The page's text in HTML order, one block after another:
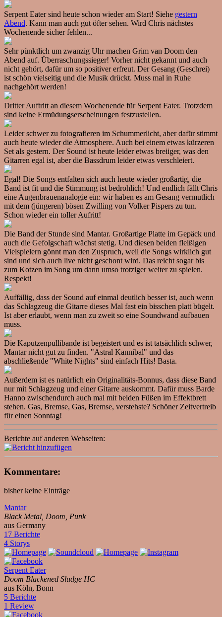
Serpent Eater sind heute schon wieder am Start! Siehe gestern
Abend. Kann man auch gut öfter sehen. Wird Chris nächstes
Wochenende sicher fehlen...
Sehr pünktlich um zwanzig Uhr machen Grim van Doom den
Abend auf. Überraschungssieger! Vorher nicht gekannt und auch
nicht gehört, dafür um so positiver erfreut. Der Gesang (Geschrei)
ist schön vielseitig und die Musik drückt. Muss mal in Ruhe
nachgehört werden!
Dritter Auftritt an diesem Wochenende für Serpent Eater. Trotzdem
sind keine Ermüdungserscheinungen festzustellen.
Leider schwer zu fotografieren im Schummerlicht, aber dafür stimmt
auch heute wieder die Atmosphere. Auch bei einem etwas kürzeren
Set als gestern. Der Sound ist heute leider etwas breiiger, was den
Gitarren egal ist, aber die Bassdrum leider etwas verschleiert.
Egal! Die Songs entfalten sich auch heute wieder großartig, die
Band ist fit und die Stimmung ist bedrohlich! Und endlich fällt Chris
eine Augenbrauenanalogie ein: wir haben es am Gesang vermutlich
mit dem (jüngeren) bösen Zwilling von Volker Pispers zu tun.
Schon wieder ein toller Aufritt!
Die Band der Stunde sind Mantar. Großartige Platte im Gepäck und
auch die Gefolgschaft wächst stetig. Und diesen beiden fleißigen
Vielspielern gönnt man den Zuspruch, weil die Songs wirklich gut
sind und sich auch live nicht geschont wird. Das reicht sogar bis
zum Kotzen im Song um dann umso trotziger weiter zu spielen.
Respekt!
Auffällig, dass der Sound auf einmal deutlich besser ist, auch wenn
das Schlagzeug die Gitarre dieses Mal fast ein bisschen platt bügelt.
Ist aber erlaubt, wenn man zu zweit so eine Soundwand aufbauen
muss.
Die Kaputzenpullibande ist begeistert und es ist tatsächlich schwer,
Mantar nicht gut zu finden. "Astral Kannibal" und das
abschließende "White Nights" sind einfach Hits! Basta.
Außerdem ist es natürlich ein Originalitäts-Bonnus, dass diese Band
nur mit Schlagzeug und einer Gitarre auskommt. Dafür muss Barde
Hanno zwischendurch auch mal mit beiden Füßen im Effektbrett
stehen. Gas, Bremse, Gas, Bremse, verstehste? Schöner Zeitvertreib
für einen Sonntag!
Berichte auf anderen Webseiten:
Kommentare:
bisher keine Einträge
Mantar
Black Metal, Doom, Punk
aus Germany
17 Berichte
4 Storys
Serpent Eater
Doom Blackened Sludge HC
aus Köln, Bonn
5 Berichte
1 Review